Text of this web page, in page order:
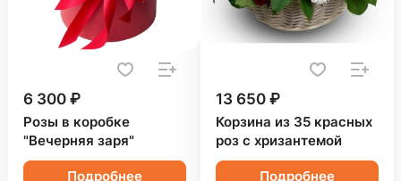
6 300 ₽
Розы в коробке
"Вечерняя заря"
Подробнее
13 650 ₽
Корзина из 35 красных
роз с хризантемой
Подробнее